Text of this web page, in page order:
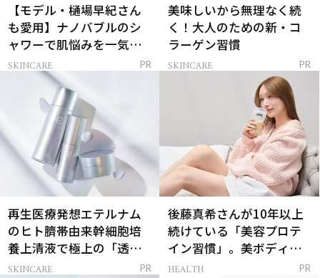
【モデル・樋場早紀さん
も愛用】ナノバブルのシ
ャワーで肌悩みを一気に
解決
SKINCARE PR
美味しいから無理なく続
く！大人のための新・コ
ラーゲン習慣
SKINCARE PR
再生医療発想エテルナム
のヒト臍帯由来幹細胞培
養上清液で極上の「透明
感ハリ肌」へ
SKINCARE PR
後藤真希さんが10年以上
続けている「美容プロテ
イン習慣」。美ボディを
支える朝ルーティンと
HEALTH PR